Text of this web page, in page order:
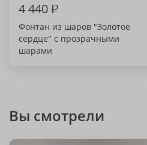
4 440₽
Фонтан из шаров "Золотое
сердце" с прозрачными
шарами
Вы смотрели